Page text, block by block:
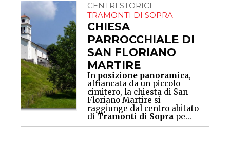
CENTRI STORICI
TRAMONTI DI SOPRA
CHIESA
PARROCCHIALE DI
SAN FLORIANO
MARTIRE
In posizione panoramica,
affiancata da un piccolo
cimitero, la chiesta di San
Floriano Martire si
raggiunge dal centro abitato
diTramonti di Sopra pe...